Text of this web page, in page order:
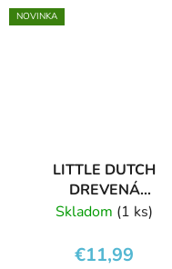
NOVINKA
LITTLE DUTCH
DREVENÁ
VKLADAČKA FOREST
Skladom (1 ks)
€11,99